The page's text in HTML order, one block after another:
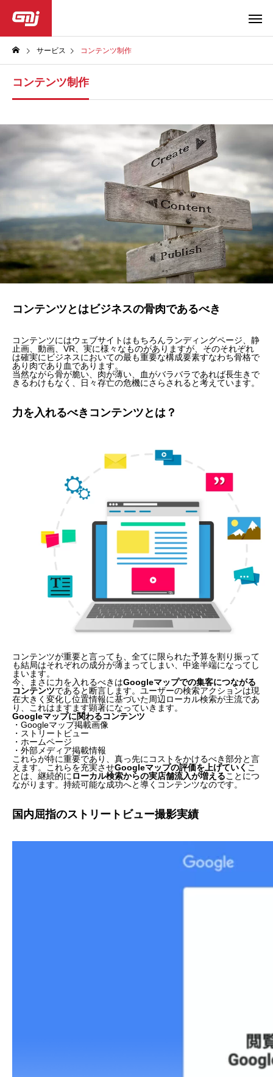
サービス コンテンツ制作
コンテンツ制作
コンテンツとはビジネスの骨肉であるべき
コンテンツにはウェブサイトはもちろんランディングページ、静
止画、動画、VR、実に様々なものがありますが、そのそれぞれ
は確実にビジネスにおいての最も重要な構成要素すなわち骨格で
あり肉であり血であります。
当然ながら骨が脆い、肉が薄い、血がバラバラであれば長生きで
きるわけもなく、日々存亡の危機にさらされると考えています。
力を入れるべきコンテンツとは？
コンテンツが重要と言っても、全てに限られた予算を割り振って
も結局はそれぞれの成分が薄まってしまい、中途半端になってし
まいます。
今、まさに力を入れるべきはGoogleマップでの集客につながる
コンテンツであると断言します。ユーザーの検索アクションは現
在大きく変化し位置情報に基づいた周辺ローカル検索が主流であ
り、これはますます顕著になっていきます。
Googleマップに関わるコンテンツ
・Googleマップ掲載画像
・ストリートビュー
・ホームページ
・外部メディア掲載情報
これらが特に重要であり、真っ先にコストをかけるべき部分と言
えます。これらを充実させGoogleマップの評価を上げていく こ
とは、継続的に ローカル検索からの実店舗流入が増えることにつ
ながります。持続可能な成功へと導くコンテンツなのです。
国内屈指のストリートビュー撮影実績